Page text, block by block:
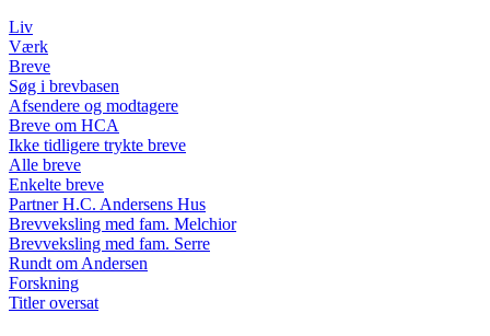
Liv
Værk
Breve
Søg i brevbasen
Afsendere og modtagere
Breve om HCA
Ikke tidligere trykte breve
Alle breve
Enkelte breve
Partner H.C. Andersens Hus
Brevveksling med fam. Melchior
Brevveksling med fam. Serre
Rundt om Andersen
Forskning
Titler oversat